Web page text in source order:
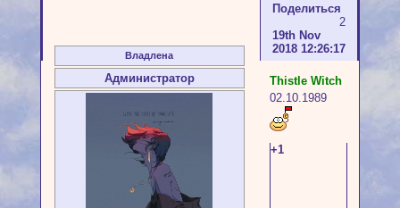
Поделиться
2
19th Nov
2018 12:26:17
Владлена
Администратор
Thistle Witch
02.10.1989
+1